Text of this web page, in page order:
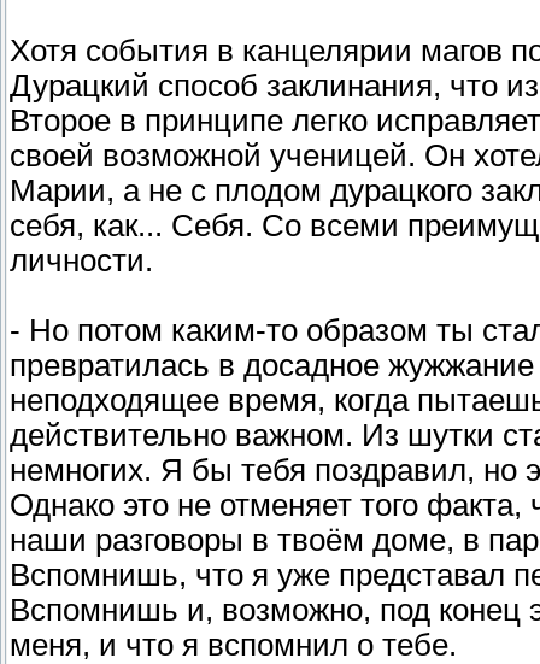
Хотя события в канцелярии магов
Дурацкий способ заклинания, что
Второе в принципе легко
своей возможной ученицей. Он
Марии, а не с плодом дурацкого
себя, как... Себя. Со всеми
личности.
- Но потом каким-то образом ты
превратилась в досадное
неподходящее время, когда
действительно важном. Из шутки
немногих. Я бы тебя поздравил, но
Однако это не отменяет того
наши разговоры в твоём доме, в
Вспомнишь, что я уже представал
Вспомнишь и, возможно, под конец
меня, и что я вспомнил о тебе.